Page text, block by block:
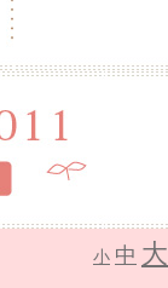
みの里
小 中 大